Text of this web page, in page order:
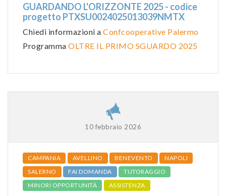
GUARDANDO L'ORIZZONTE 2025 - codice
progetto PTXSU0024025013039NMTX
Chiedi informazioni a Confcooperative Palermo
Programma OLTRE IL PRIMO SGUARDO 2025
10 febbraio 2026
CAMPANIA AVELLINO BENEVENTO
NAPOLI
SALERNO
FAI DOMANDA
TUTORAGGIO
MINORI OPPORTUNITÀ
ASSISTENZA